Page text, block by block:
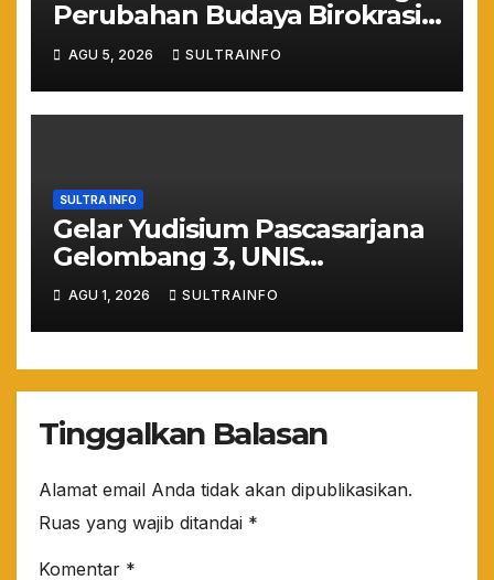
Perubahan Budaya Birokrasi
Lewat Penilaian
Maladministrasi 2026
AGU 5, 2026 SULTRAINFO
SULTRA INFO
Gelar Yudisium Pascasarjana
Gelombang 3, UNIS
Tangerang Cetak 243
Magister Berdaya Saing
Global dari Pelosok Negeri
hingga Mancanegara
AGU 1, 2026 SULTRAINFO
Tinggalkan Balasan
Alamat email Anda tidak akan dipublikasikan.
Ruas yang wajib ditandai *
Komentar *